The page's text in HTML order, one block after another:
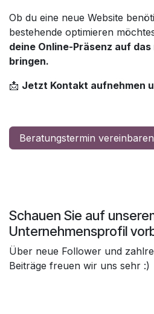
Ob du eine neue Website
bestehende optimieren
deine Online-Präsenz auf
bringen.
📩 Jetzt Kontakt aufnehmen
Beratungstermin vereinbaren
Schauen Sie auf
Unternehmensprofil
Über neue Follower und
Beiträge freuen wir uns sehr :)